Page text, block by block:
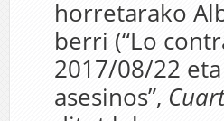
horretarako
berri (“Lo
2017/08/22
asesinos”,